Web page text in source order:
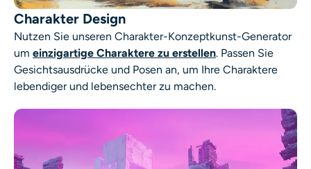
Charakter Design
Nutzen Sie unseren Charakter-Konzeptkunst-Generator
um einzigartige Charaktere zu erstellen. Passen Sie
Gesichtsausdrücke und Posen an, um Ihre Charaktere
lebendiger und lebensechter zu machen.